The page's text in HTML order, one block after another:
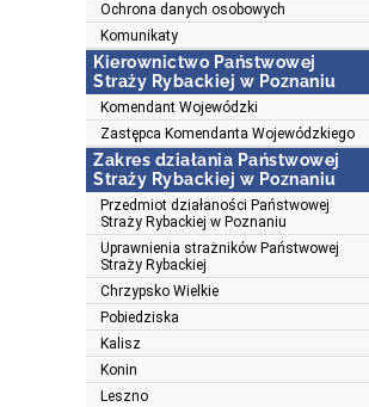
Ochrona danych osobowych
Komunikaty
Kierownictwo Państwowej
Straży Rybackiej w Poznaniu
Komendant Wojewódzki
Zastępca Komendanta Wojewódzkiego
Zakres działania Państwowej
Straży Rybackiej w Poznaniu
Przedmiot działaności Państwowej
Straży Rybackiej w Poznaniu
Uprawnienia strażników Państwowej
Straży Rybackiej
Chrzypsko Wielkie
Pobiedziska
Kalisz
Konin
Leszno